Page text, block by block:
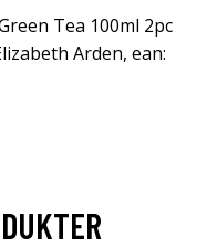
Tea 100ml 2pc
Arden, ean: